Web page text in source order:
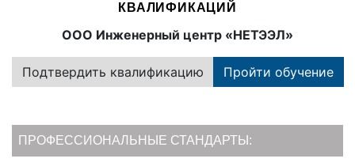
КВАЛИФИКАЦИЙ
ООО Инженерный центр «НЕТЭЭЛ»
Подтвердить квалификацию Пройти обучение
ПРОФЕССИОНАЛЬНЫЕ СТАНДАРТЫ: